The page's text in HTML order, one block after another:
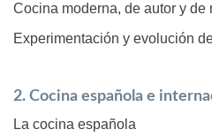
Cocina moderna, de autor y de
Experimentación y evolución
2. Cocina española e
La cocina española